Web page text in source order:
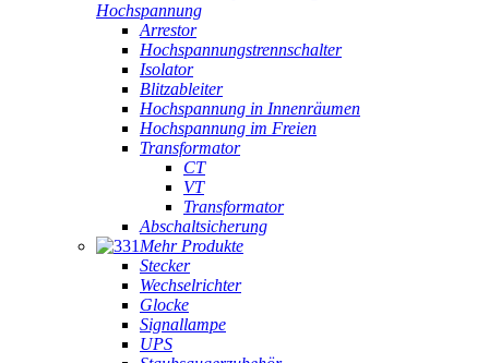
Hochspannung
Arrestor
Hochspannungstrennschalter
Isolator
Blitzableiter
Hochspannung in Innenräumen
Hochspannung im Freien
Transformator
CT
VT
Transformator
Abschaltsicherung
Mehr Produkte
Stecker
Wechselrichter
Glocke
Signallampe
UPS